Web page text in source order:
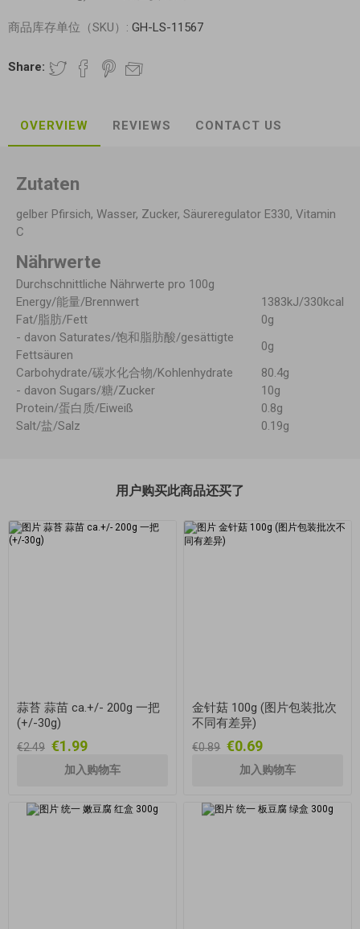
商品库存单位（SKU）: GH-LS-11567
Share:
OVERVIEW REVIEWS CONTACT US
Zutaten
gelber Pfirsich, Wasser, Zucker, Säureregulator E330, Vitamin
C
Nährwerte
Durchschnittliche Nährwerte pro 100g
Energy/能量/Brennwert
1383kJ/330kcal
Fat/脂肪/Fett
0g
- davon Saturates/饱和脂肪酸/gesättigte
Fettsäuren
0g
Carbohydrate/碳水化合物/Kohlenhydrate
80.4g
- davon Sugars/糖/Zucker
10g
Protein/蛋白质/Eiweiß
0.8g
Salt/盐/Salz
0.19g
用户购买此商品还买了
蒜苔 蒜苗 ca.+/- 200g 一把
(+/-30g)
€2.49 €1.99
金针菇 100g (图片包装批次
不同有差异)
€0.89 €0.69